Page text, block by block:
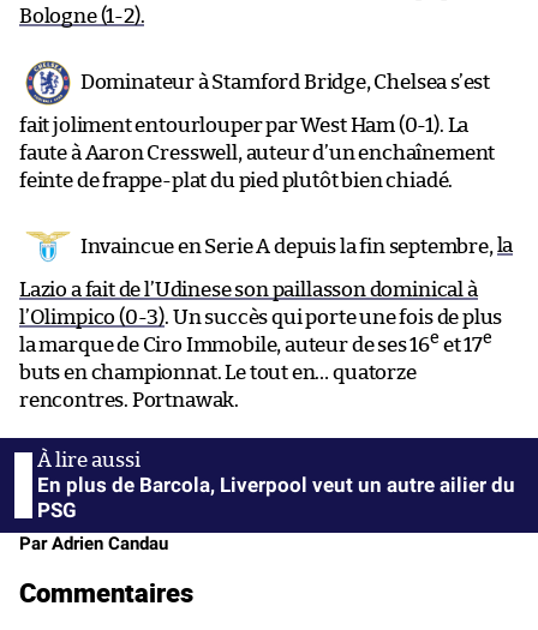
Bologne (1-2).
Dominateur à Stamford Bridge, Chelsea s’est
fait joliment entourlouper par West Ham (0-1). La
faute à Aaron Cresswell, auteur d’un enchaînement
feinte de frappe-plat du pied plutôt bien chiadé.
Invaincue en Serie A depuis la fin septembre, la
Lazio a fait de l’Udinese son paillasson dominical à
l’Olimpico (0-3). Un succès qui porte une fois de plus
la marque de Ciro Immobile, auteur de ses 16e et 17e
buts en championnat. Le tout en… quatorze
rencontres. Portnawak.
En plus de Barcola, Liverpool veut un autre ailier du
PSG
Par Adrien Candau
Commentaires